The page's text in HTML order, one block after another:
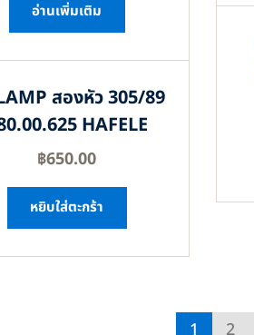
อ่านเพิ่มเติม
สองหัว 305/89
HAFELE
฿650.00
หยิบใส่ตะกร้า